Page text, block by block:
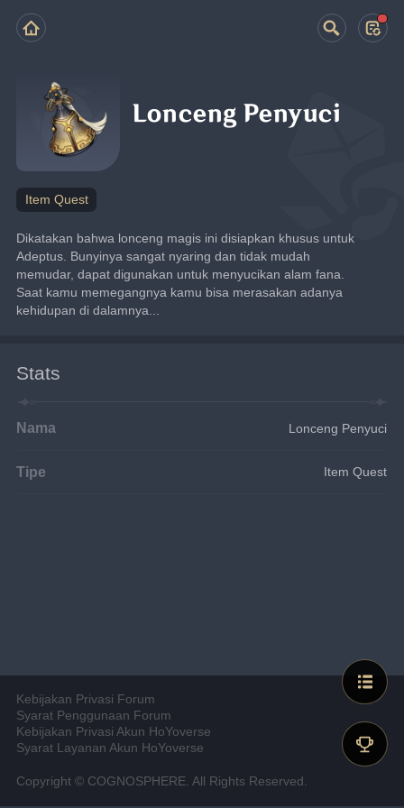
Lonceng Penyuci
Item Quest
Dikatakan bahwa lonceng magis ini disiapkan khusus untuk
Adeptus. Bunyinya sangat nyaring dan tidak mudah
memudar, dapat digunakan untuk menyucikan alam fana.
Saat kamu memegangnya kamu bisa merasakan adanya
kehidupan di dalamnya...
Stats
Nama Lonceng Penyuci
Tipe Item Quest
Kebijakan Privasi Forum
Syarat Penggunaan Forum
Kebijakan Privasi Akun HoYoverse
Syarat Layanan Akun HoYoverse
Copyright © COGNOSPHERE. All Rights Reserved.